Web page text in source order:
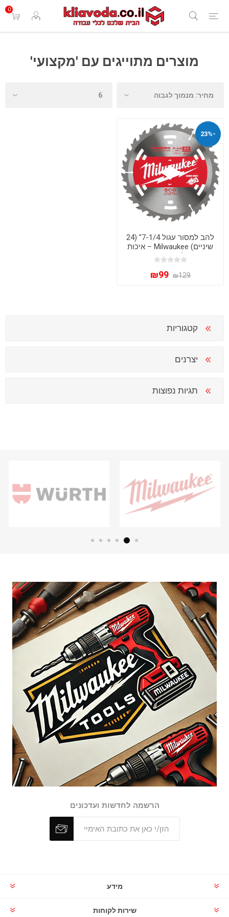
0
מוצרים מתוייגים עם 'מקצועי'
-23%
להב למסור עגול 7-1/4" (24
שיניים) Milwaukee – איכות
פרימיום לחיתוך עץ מקצועי
*יעודי למסורי דחיפה
₪129
₪99
קטגוריות
יצרנים
תגיות נפוצות
הרשמה לחדשות ועדכונים
מידע
שירות לקוחות